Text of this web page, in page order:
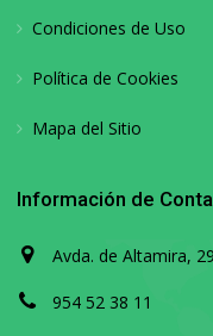
Condiciones de Uso
Política de Cookies
Mapa del Sitio
Información de
Avda. de Altamira,
954 52 38 11